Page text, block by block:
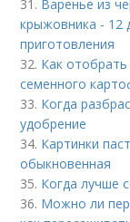
31. Варенье из
крыжовника - 12
приготовления
32. Как
семенного
33. Когда
удобрение
34. Картинки
обыкновенная
35. Когда лучше
36. Можно ли